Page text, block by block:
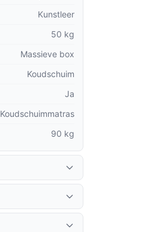
Kunstleer
50 kg
Massieve box
Koudschuim
Ja
Koudschuimmatras
90 kg